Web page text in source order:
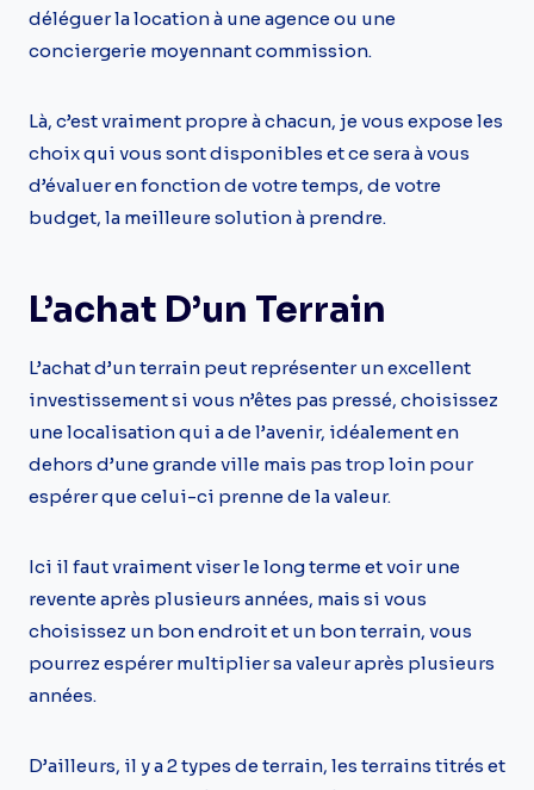
déléguer la location à une agence ou une
conciergerie moyennant commission.
Là, c’est vraiment propre à chacun, je vous expose les
choix qui vous sont disponibles et ce sera à vous
d’évaluer en fonction de votre temps, de votre
budget, la meilleure solution à prendre.
L’achat D’un Terrain
L’achat d’un terrain peut représenter un excellent
investissement si vous n’êtes pas pressé, choisissez
une localisation qui a de l’avenir, idéalement en
dehors d’une grande ville mais pas trop loin pour
espérer que celui-ci prenne de la valeur.
Ici il faut vraiment viser le long terme et voir une
revente après plusieurs années, mais si vous
choisissez un bon endroit et un bon terrain, vous
pourrez espérer multiplier sa valeur après plusieurs
années.
D’ailleurs, il y a 2 types de terrain, les terrains titrés et